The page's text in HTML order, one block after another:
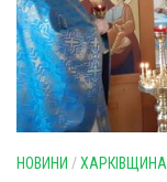
НОВИНИ /ХАРКІВЩИНА